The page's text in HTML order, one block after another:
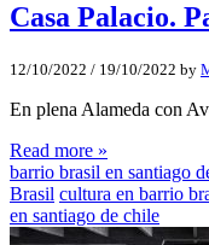
Casa Palacio.
12/10/2022 / 19/10/2022 by
En plena Alameda con
Read more »
barrio brasil en santiago
Brasil cultura en barrio
en santiago de chile